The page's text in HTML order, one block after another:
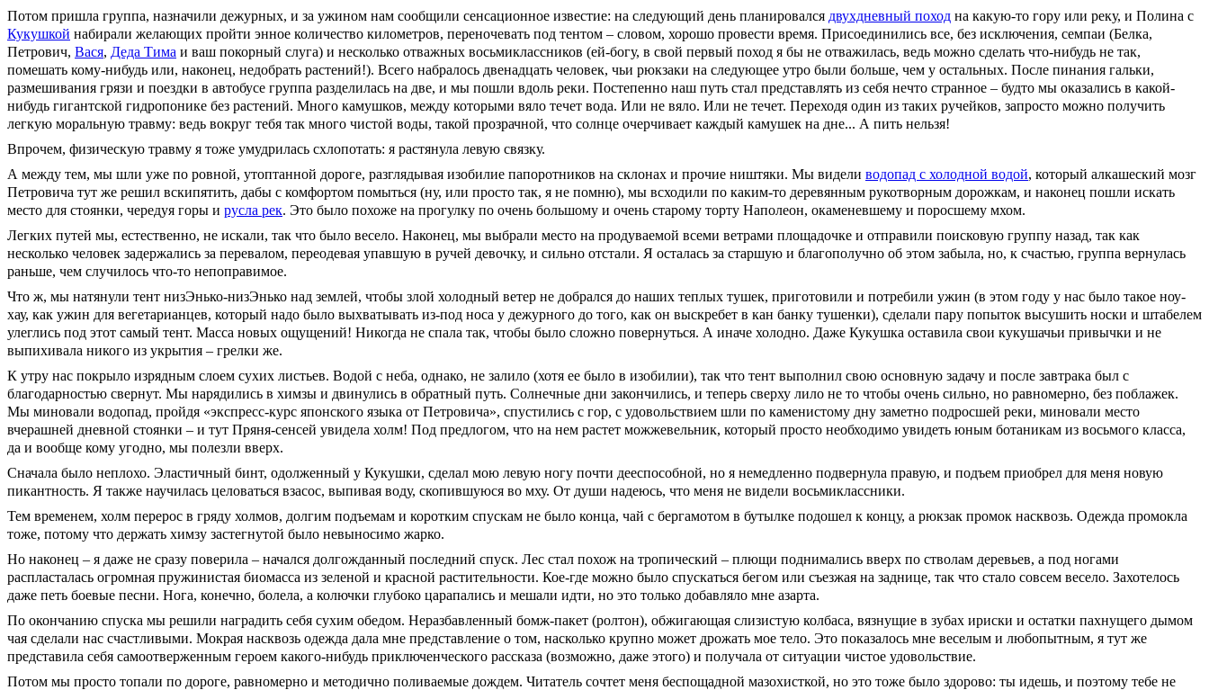
Потом пришла группа, назначили дежурных, и за ужином нам сообщили сенсационное известие: на следующий день планировался двухдневный поход на какую-то гору или реку, и Полина с
Кукушкой набирали желающих пройти энное количество километров, переночевать под тентом – словом, хорошо провести время. Присоединились все, без исключения, семпаи (Белка,
Петрович, Вася, Деда Тима и ваш покорный слуга) и несколько отважных восьмиклассников (ей-богу, в свой первый поход я бы не отважилась, ведь можно сделать что-нибудь не так,
помешать кому-нибудь или, наконец, недобрать растений!). Всего набралось двенадцать человек, чьи рюкзаки на следующее утро были больше, чем у остальных. После пинания гальки,
размешивания грязи и поездки в автобусе группа разделилась на две, и мы пошли вдоль реки. Постепенно наш путь стал представлять из себя нечто странное – будто мы оказались в какой-
нибудь гигантской гидропонике без растений. Много камушков, между которыми вяло течет вода. Или не вяло. Или не течет. Переходя один из таких ручейков, запросто можно получить
легкую моральную травму: ведь вокруг тебя так много чистой воды, такой прозрачной, что солнце очерчивает каждый камушек на дне... А пить нельзя!
Впрочем, физическую травму я тоже умудрилась схлопотать: я растянула левую связку.
А между тем, мы шли уже по ровной, утоптанной дороге, разглядывая изобилие папоротников на склонах и прочие ништяки. Мы видели водопад с холодной водой, который алкашеский мозг
Петровича тут же решил вскипятить, дабы с комфортом помыться (ну, или просто так, я не помню), мы всходили по каким-то деревянным рукотворным дорожкам, и наконец пошли искать
место для стоянки, чередуя горы и русла рек. Это было похоже на прогулку по очень большому и очень старому торту Наполеон, окаменевшему и поросшему мхом.
Легких путей мы, естественно, не искали, так что было весело. Наконец, мы выбрали место на продуваемой всеми ветрами площадочке и отправили поисковую группу назад, так как
несколько человек задержались за перевалом, переодевая упавшую в ручей девочку, и сильно отстали. Я осталась за старшую и благополучно об этом забыла, но, к счастью, группа вернулась
раньше, чем случилось что-то непоправимое.
Что ж, мы натянули тент низЭнько-низЭнько над землей, чтобы злой холодный ветер не добрался до наших теплых тушек, приготовили и потребили ужин (в этом году у нас было такое ноу-
хау, как ужин для вегетарианцев, который надо было выхватывать из-под носа у дежурного до того, как он выскребет в кан банку тушенки), сделали пару попыток высушить носки и штабелем
улеглись под этот самый тент. Масса новых ощущений! Никогда не спала так, чтобы было сложно повернуться. А иначе холодно. Даже Кукушка оставила свои кукушачьи привычки и не
выпихивала никого из укрытия – грелки же.
К утру нас покрыло изрядным слоем сухих листьев. Водой с неба, однако, не залило (хотя ее было в изобилии), так что тент выполнил свою основную задачу и после завтрака был с
благодарностью свернут. Мы нарядились в химзы и двинулись в обратный путь. Солнечные дни закончились, и теперь сверху лило не то чтобы очень сильно, но равномерно, без поблажек.
Мы миновали водопад, пройдя «экспресс-курс японского языка от Петровича», спустились с гор, с удовольствием шли по каменистому дну заметно подросшей реки, миновали место
вчерашней дневной стоянки – и тут Пряня-сенсей увидела холм! Под предлогом, что на нем растет можжевельник, который просто необходимо увидеть юным ботаникам из восьмого класса,
да и вообще кому угодно, мы полезли вверх.
Сначала было неплохо. Эластичный бинт, одолженный у Кукушки, сделал мою левую ногу почти дееспособной, но я немедленно подвернула правую, и подъем приобрел для меня новую
пикантность. Я также научилась целоваться взасос, выпивая воду, скопившуюся во мху. От души надеюсь, что меня не видели восьмиклассники.
Тем временем, холм перерос в гряду холмов, долгим подъемам и коротким спускам не было конца, чай с бергамотом в бутылке подошел к концу, а рюкзак промок насквозь. Одежда промокла
тоже, потому что держать химзу застегнутой было невыносимо жарко.
Но наконец – я даже не сразу поверила – начался долгожданный последний спуск. Лес стал похож на тропический – плющи поднимались вверх по стволам деревьев, а под ногами
распласталась огромная пружинистая биомасса из зеленой и красной растительности. Кое-где можно было спускаться бегом или съезжая на заднице, так что стало совсем весело. Захотелось
даже петь боевые песни. Нога, конечно, болела, а колючки глубоко царапались и мешали идти, но это только добавляло мне азарта.
По окончанию спуска мы решили наградить себя сухим обедом. Неразбавленный бомж-пакет (ролтон), обжигающая слизистую колбаса, вязнущие в зубах ириски и остатки пахнущего дымом
чая сделали нас счастливыми. Мокрая насквозь одежда дала мне представление о том, насколько крупно может дрожать мое тело. Это показалось мне веселым и любопытным, я тут же
представила себя самоотверженным героем какого-нибудь приключенческого рассказа (возможно, даже этого) и получала от ситуации чистое удовольствие.
Потом мы просто топали по дороге, равномерно и методично поливаемые дождем. Читатель сочтет меня беспощадной мазохисткой, но это тоже было здорово: ты идешь, и поэтому тебе не